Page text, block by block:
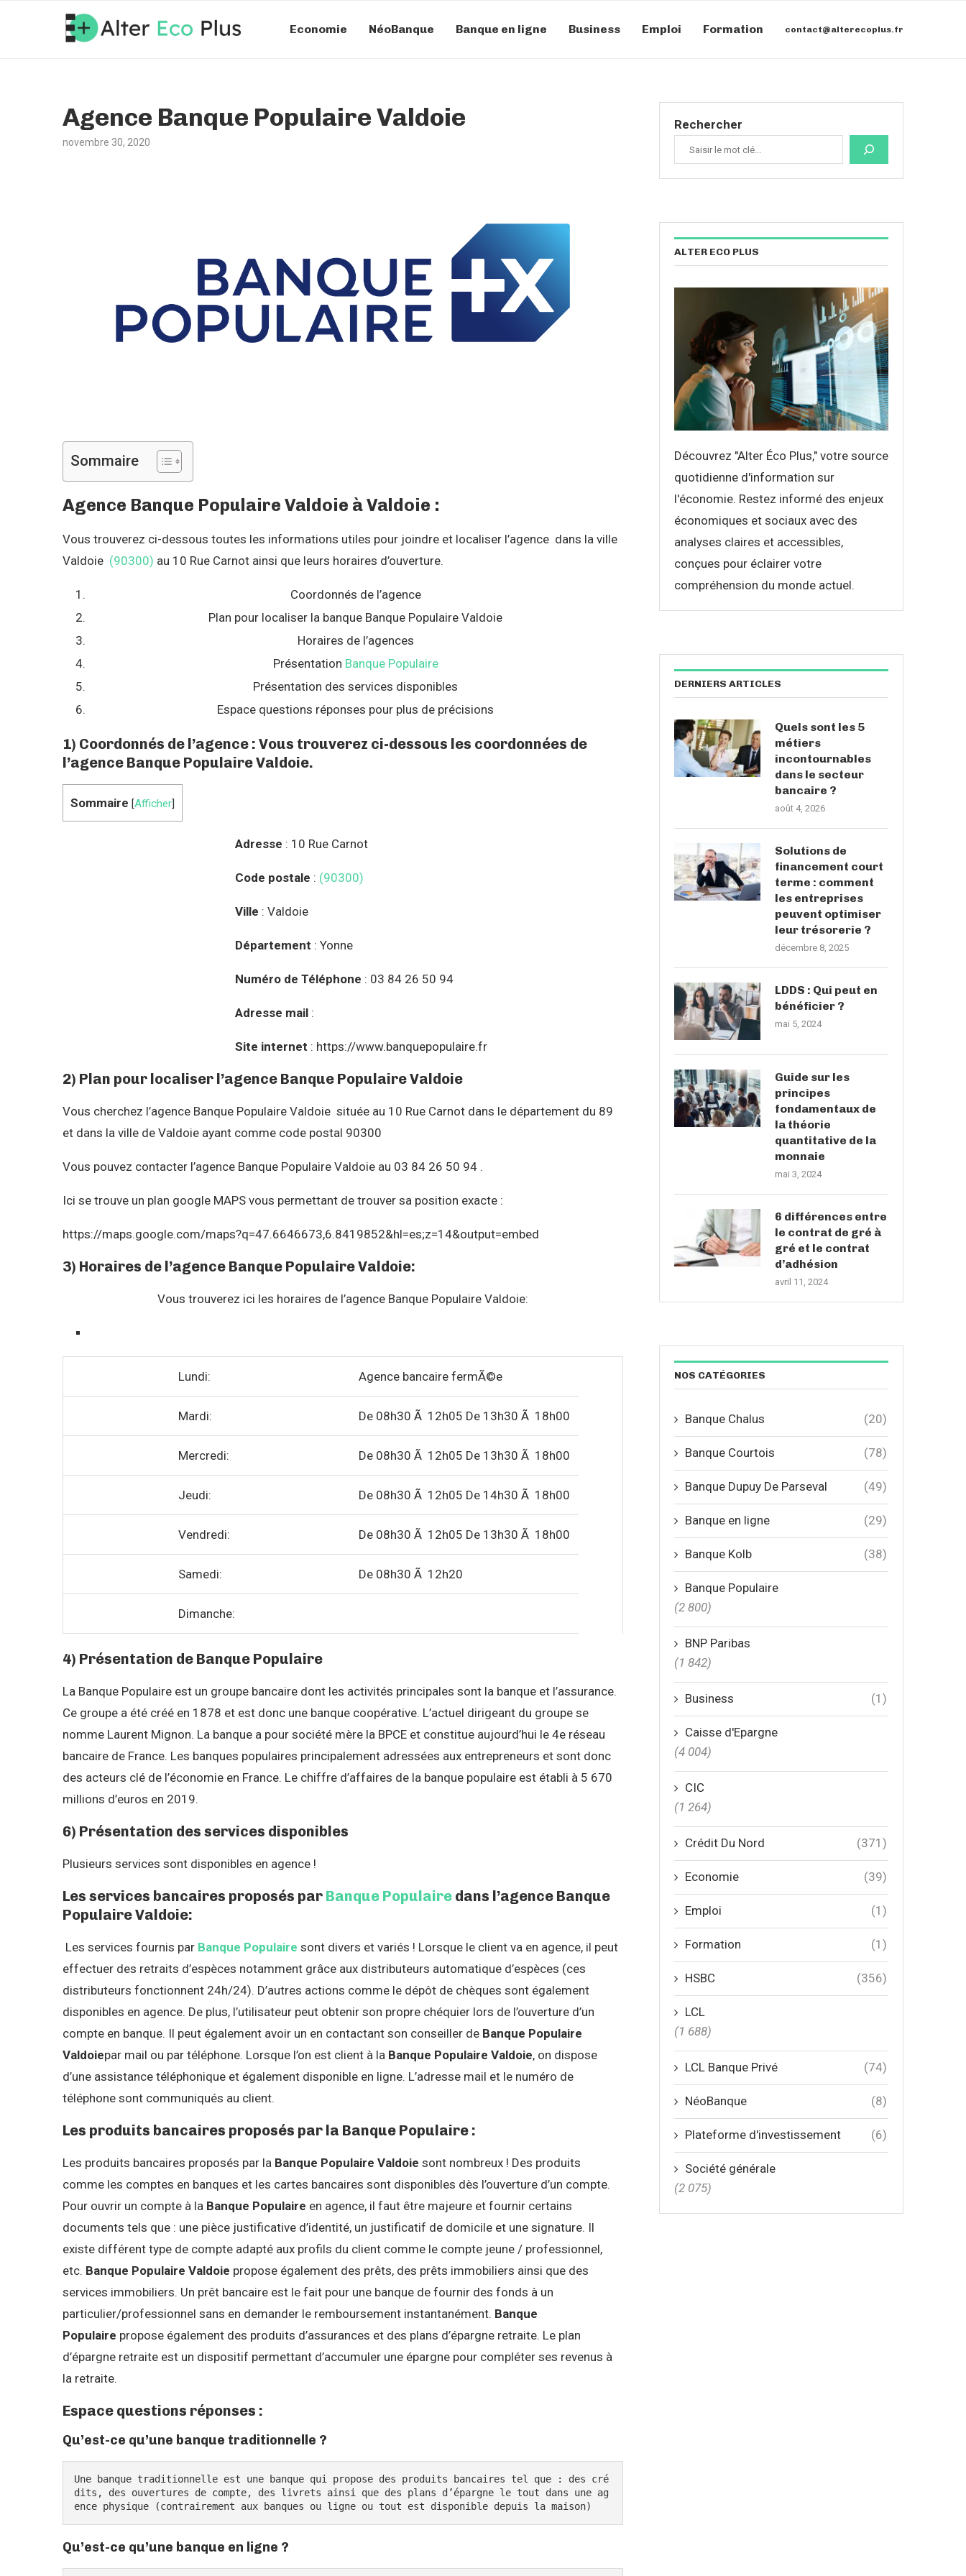
Economie NéoBanque Banque en ligne Business Emploi Formation contact@alterecoplus.fr
Agence Banque Populaire Valdoie
novembre 30, 2020
Sommaire
Agence Banque Populaire Valdoie à Valdoie :
Vous trouverez ci-dessous toutes les informations utiles pour joindre et localiser l’agence dans la ville
Valdoie (90300) au 10 Rue Carnot ainsi que leurs horaires d’ouverture.
Coordonnés de l’agence
Plan pour localiser la banque Banque Populaire Valdoie
Horaires de l’agences
Présentation Banque Populaire
Présentation des services disponibles
Espace questions réponses pour plus de précisions
1) Coordonnés de l’agence : Vous trouverez ci-dessous les coordonnées de
l’agence Banque Populaire Valdoie.
Sommaire [Afficher]
Adresse : 10 Rue Carnot
Code postale : (90300)
Ville : Valdoie
Département : Yonne
Numéro de Téléphone : 03 84 26 50 94
Adresse mail :
Site internet : https://www.banquepopulaire.fr
2) Plan pour localiser l’agence Banque Populaire Valdoie
Vous cherchez l’agence Banque Populaire Valdoie située au 10 Rue Carnot dans le département du 89
et dans la ville de Valdoie ayant comme code postal 90300
Vous pouvez contacter l’agence Banque Populaire Valdoie au 03 84 26 50 94 .
Ici se trouve un plan google MAPS vous permettant de trouver sa position exacte :
https://maps.google.com/maps?q=47.6646673,6.8419852&hl=es;z=14&output=embed
3) Horaires de l’agence Banque Populaire Valdoie:
Vous trouverez ici les horaires de l’agence Banque Populaire Valdoie:
Lundi: Agence bancaire fermÃ©e
Mardi: De 08h30 Ã 12h05 De 13h30 Ã 18h00
Mercredi: De 08h30 Ã 12h05 De 13h30 Ã 18h00
Jeudi: De 08h30 Ã 12h05 De 14h30 Ã 18h00
Vendredi: De 08h30 Ã 12h05 De 13h30 Ã 18h00
Samedi: De 08h30 Ã 12h20
Dimanche:
4) Présentation de Banque Populaire
La Banque Populaire est un groupe bancaire dont les activités principales sont la banque et l’assurance.
Ce groupe a été créé en 1878 et est donc une banque coopérative. L’actuel dirigeant du groupe se
nomme Laurent Mignon. La banque a pour société mère la BPCE et constitue aujourd’hui le 4e réseau
bancaire de France. Les banques populaires principalement adressées aux entrepreneurs et sont donc
des acteurs clé de l’économie en France. Le chiffre d’affaires de la banque populaire est établi à 5 670
millions d’euros en 2019.
6) Présentation des services disponibles
Plusieurs services sont disponibles en agence !
Les services bancaires proposés par Banque Populaire dans l’agence Banque
Populaire Valdoie:
Les services fournis par Banque Populaire sont divers et variés ! Lorsque le client va en agence, il peut
effectuer des retraits d’espèces notamment grâce aux distributeurs automatique d’espèces (ces
distributeurs fonctionnent 24h/24). D’autres actions comme le dépôt de chèques sont également
disponibles en agence. De plus, l’utilisateur peut obtenir son propre chéquier lors de l’ouverture d’un
compte en banque. Il peut également avoir un en contactant son conseiller de Banque Populaire
Valdoiepar mail ou par téléphone. Lorsque l’on est client à la Banque Populaire Valdoie, on dispose
d’une assistance téléphonique et également disponible en ligne. L’adresse mail et le numéro de
téléphone sont communiqués au client.
Les produits bancaires proposés par la Banque Populaire :
Les produits bancaires proposés par la Banque Populaire Valdoie sont nombreux ! Des produits
comme les comptes en banques et les cartes bancaires sont disponibles dès l’ouverture d’un compte.
Pour ouvrir un compte à la Banque Populaire en agence, il faut être majeure et fournir certains
documents tels que : une pièce justificative d’identité, un justificatif de domicile et une signature. Il
existe différent type de compte adapté aux profils du client comme le compte jeune / professionnel,
etc. Banque Populaire Valdoie propose également des prêts, des prêts immobiliers ainsi que des
services immobiliers. Un prêt bancaire est le fait pour une banque de fournir des fonds à un
particulier/professionnel sans en demander le remboursement instantanément. Banque
Populaire propose également des produits d’assurances et des plans d’épargne retraite. Le plan
d’épargne retraite est un dispositif permettant d’accumuler une épargne pour compléter ses revenus à
la retraite.
Espace questions réponses :
Qu’est-ce qu’une banque traditionnelle ?
Une banque traditionnelle est une banque qui propose des produits bancaires tel que : des cré
dits, des ouvertures de compte, des livrets ainsi que des plans d’épargne le tout dans une ag
ence physique (contrairement aux banques ou ligne ou tout est disponible depuis la maison)
Qu’est-ce qu’une banque en ligne ?
Rechercher
ALTER ECO PLUS
Découvrez "Alter Éco Plus," votre source
quotidienne d'information sur
l'économie. Restez informé des enjeux
économiques et sociaux avec des
analyses claires et accessibles,
conçues pour éclairer votre
compréhension du monde actuel.
DERNIERS ARTICLES
Quels sont les 5
métiers
incontournables
dans le secteur
bancaire ?
août 4, 2026
Solutions de
financement court
terme : comment
les entreprises
peuvent optimiser
leur trésorerie ?
décembre 8, 2025
LDDS : Qui peut en
bénéficier ?
mai 5, 2024
Guide sur les
principes
fondamentaux de
la théorie
quantitative de la
monnaie
mai 3, 2024
6 différences entre
le contrat de gré à
gré et le contrat
d’adhésion
avril 11, 2024
NOS CATÉGORIES
Banque Chalus (20)
Banque Courtois (78)
Banque Dupuy De Parseval (49)
Banque en ligne (29)
Banque Kolb (38)
Banque Populaire
(2 800)
BNP Paribas
(1 842)
Business (1)
Caisse d'Epargne
(4 004)
CIC
(1 264)
Crédit Du Nord (371)
Economie (39)
Emploi (1)
Formation (1)
HSBC (356)
LCL
(1 688)
LCL Banque Privé (74)
NéoBanque (8)
Plateforme d'investissement (6)
Société générale
(2 075)